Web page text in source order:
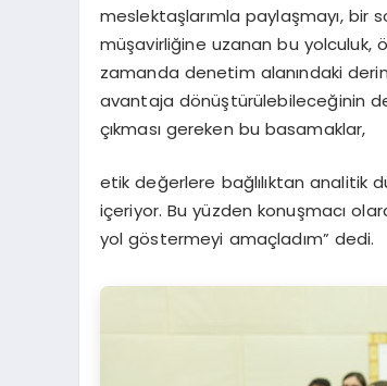
meslektaşlarımla paylaşmayı, bir
müşavirliğine uzanan bu yolculuk,
zamanda denetim alanındaki
avantaja dönüştürülebileceğinin
çıkması gereken bu basamaklar,
etik değerlere bağlılıktan analitik
içeriyor. Bu yüzden konuşmacı
yol göstermeyi amaçladım” dedi.